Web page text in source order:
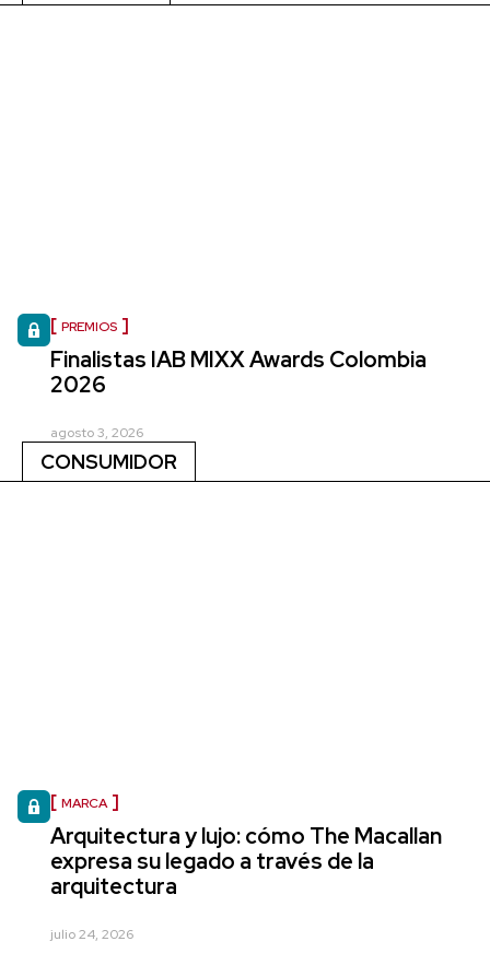
PREMIOS
Finalistas IAB MIXX Awards Colombia
2026
agosto 3, 2026
CONSUMIDOR
MARCA
Arquitectura y lujo: cómo The Macallan
expresa su legado a través de la
arquitectura
julio 24, 2026